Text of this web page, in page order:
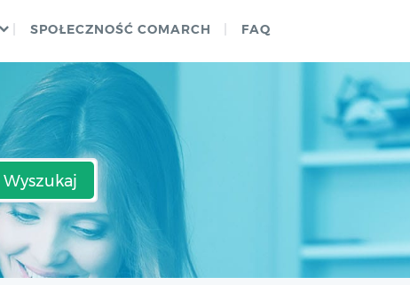
SPOŁECZNOŚĆ COMARCH FAQ
Wyszukaj